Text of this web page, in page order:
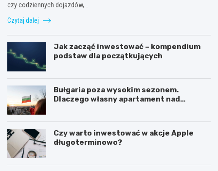
czy codziennych dojazdów,…
Czytaj dalej
Jak zacząć inwestować – kompendium
podstaw dla początkujących
Bułgaria poza wysokim sezonem.
Dlaczego własny apartament nad
Czy warto inwestować w akcje Apple
długoterminowo?